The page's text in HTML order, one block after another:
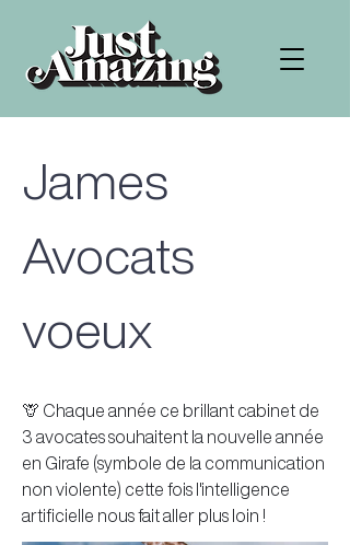
James
Avocats
voeux
🦒 Chaque année ce brillant cabinet de
3 avocates souhaitent la nouvelle année
en Girafe (symbole de la communication
non violente) cette fois l'intelligence
artificielle nous fait aller plus loin !